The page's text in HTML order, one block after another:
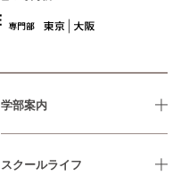
学部案内
スクールライフ